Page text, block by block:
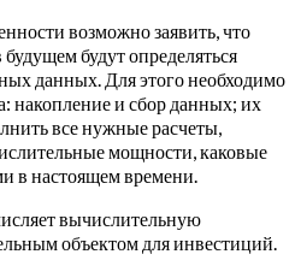
возможно заявить, что
будут определяться
данных. Для этого необходимо
накопление и сбор данных; их
все нужные расчеты,
мощности, каковые
в настоящем времени.
вычислительную
объектом для инвестиций.